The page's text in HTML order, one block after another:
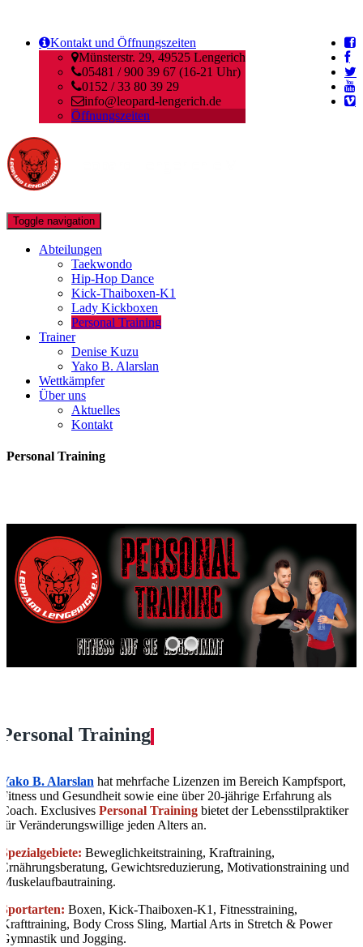
Kontakt und Öffnungszeiten
Münsterstr. 29, 49525 Lengerich
05481 / 900 39 67 (16-21 Uhr)
0152 / 33 80 39 29
info@leopard-lengerich.de
Öffnungszeiten
Toggle navigation
Abteilungen
Taekwondo
Hip-Hop Dance
Kick-Thaiboxen-K1
Lady Kickboxen
Personal Training
Trainer
Denise Kuzu
Yako B. Alarslan
Wettkämpfer
Über uns
Aktuelles
Kontakt
Personal Training
Personal Training
Yako B. Alarslan hat mehrfache Lizenzen im Bereich Kampfsport,
Fitness und Gesundheit sowie eine über 20-jährige Erfahrung als
Coach. Exclusives Personal Trainingbietet der Lebensstilpraktiker
für Veränderungswillige jeden Alters an.
Spezialgebiete: Beweglichkeitstraining, Kraftraining,
Ernährungsberatung, Gewichtsreduzierung, Motivationstraining und
Muskelaufbautraining.
Sportarten: Boxen, Kick-Thaiboxen-K1, Fitnesstraining,
Krafttraining, Body Cross Sling, Martial Arts in Stretch & Power
Gymnastik und Jogging.